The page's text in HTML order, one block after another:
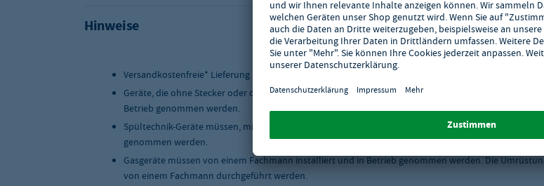
Hinweise
Versandkostenfreie* Lieferung innerhalb Deutschlands.
Geräte, die ohne Stecker oder ohne Anschlusskabel ausgeliefert werden, müssen von einem
Betrieb genommen werden.
Spültechnik-Geräte müssen, mit einer geeigneten Wasseraufbereitung, von einem Fachmann
genommen werden.
Gasgeräte müssen von einem Fachmann installiert und in Betrieb genommen werden. Die
von einem Fachmann durchgeführt werden.